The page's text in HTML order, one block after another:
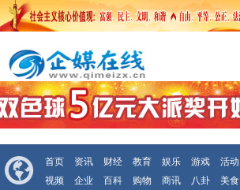
首页 资讯 财经 教育 娱乐 游戏 活动
视频
企业 百科 购物 商讯 八卦 美食